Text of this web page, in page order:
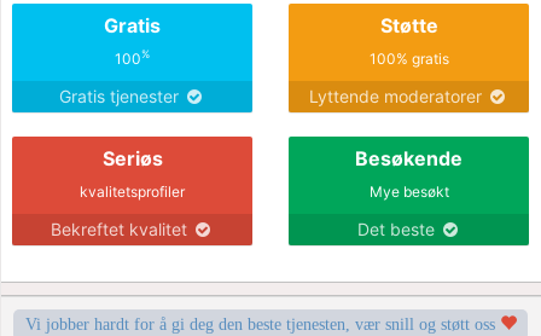
Gratis
100%
Gratis tjenester
Støtte
100% gratis
Lyttende moderatorer
Seriøs
kvalitetsprofiler
Bekreftet kvalitet
Besøkende
Mye besøkt
Det beste
Vi jobber hardt for å gi deg den beste tjenesten, vær snill og støtt oss